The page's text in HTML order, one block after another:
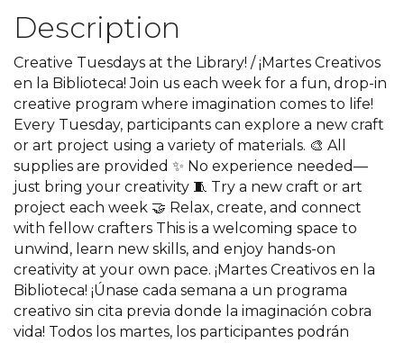
Description
Creative Tuesdays at the Library! / ¡Martes Creativos
en la Biblioteca! Join us each week for a fun, drop-in
creative program where imagination comes to life!
Every Tuesday, participants can explore a new craft
or art project using a variety of materials. 🎨 All
supplies are provided ✨ No experience needed—
just bring your creativity 🧵 Try a new craft or art
project each week 🤝 Relax, create, and connect
with fellow crafters This is a welcoming space to
unwind, learn new skills, and enjoy hands-on
creativity at your own pace. ¡Martes Creativos en la
Biblioteca! ¡Únase cada semana a un programa
creativo sin cita previa donde la imaginación cobra
vida! Todos los martes, los participantes podrán